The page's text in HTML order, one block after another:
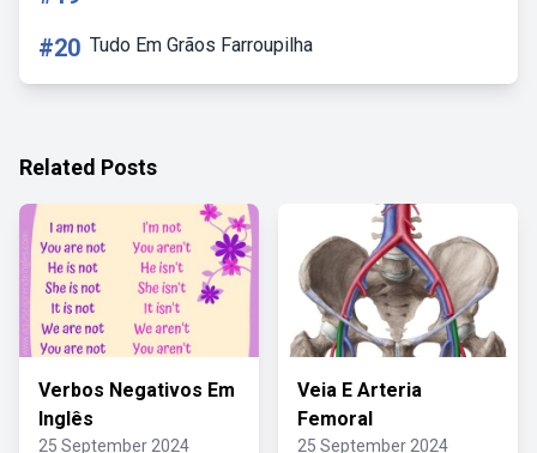
#20 Tudo Em Grãos Farroupilha
Related Posts
Verbos Negativos Em
Inglês
25 September 2024
Veia E Arteria
Femoral
25 September 2024